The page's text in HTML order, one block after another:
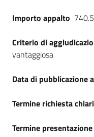
Importo appalto
Criterio di
vantaggiosa
Data di pubblicazione
Termine richiesta
Termine